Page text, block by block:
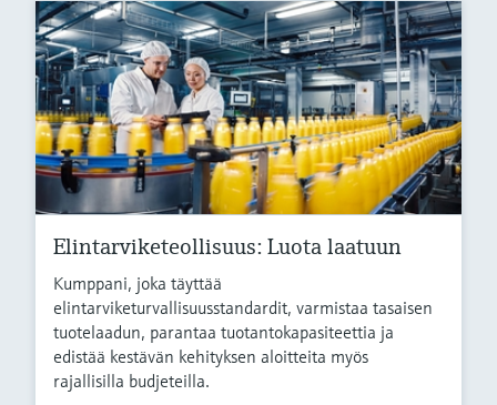
Elintarviketeollisuus: Luota laatuun
Kumppani, joka täyttää
elintarviketurvallisuusstandardit, varmistaa tasaisen
tuotelaadun, parantaa tuotantokapasiteettia ja
edistää kestävän kehityksen aloitteita myös
rajallisilla budjeteilla.